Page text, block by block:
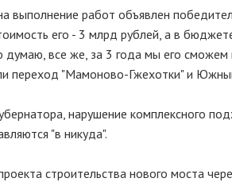
выполнение работ объявлен
его - 3 млрд рублей, а в
думаю, все же, за 3 года мы его сможем
переход "Мамоново-Гжехотки" и
нарушение комплексного
"в никуда".
строительства нового моста